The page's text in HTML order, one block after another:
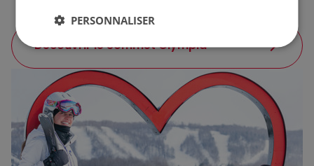
Découvrir le Sommet Olympia arrow_forward
PERSONNALISER